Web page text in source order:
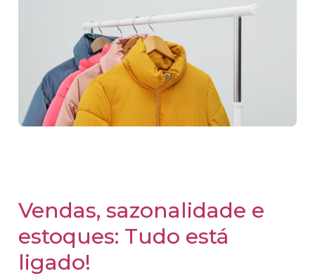
Vendas, sazonalidade e
estoques: Tudo está
ligado!